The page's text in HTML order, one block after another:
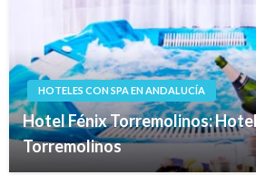
HOTELES CON SPA EN ANDALUCÍA
Hotel Fénix Torremolinos:
Torremolinos